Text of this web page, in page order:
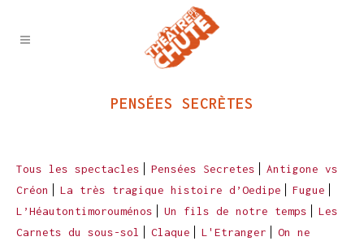
PENSÉES SECRÈTES
Tous les spectacles Pensées Secretes
Antigone vs
Créon
La très tragique histoire d’Oedipe
Fugue
L’Héautontimorouménos
Un fils de notre temps
Les
Carnets du sous-sol
Claque L'Etranger
On ne